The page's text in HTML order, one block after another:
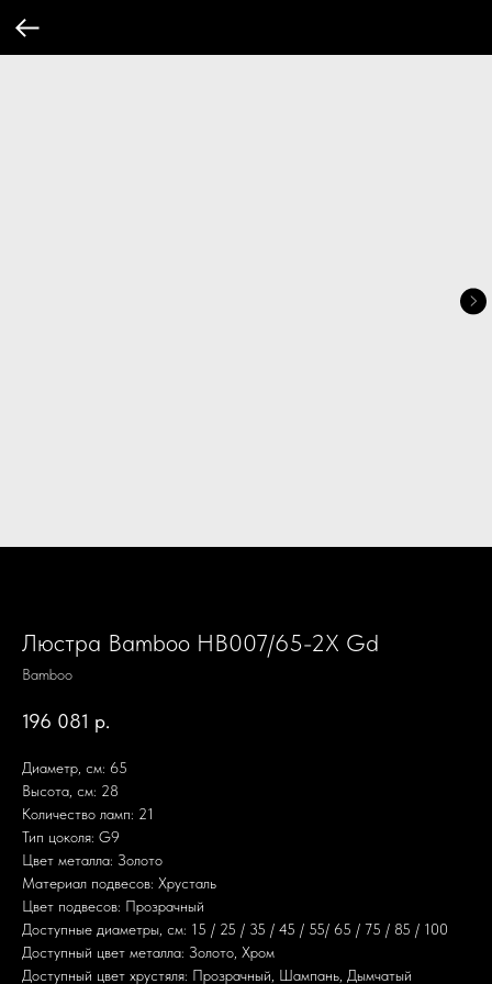
Люстра Bamboo HB007/65-2X Gd
Bamboo
196 081 р.
Диаметр, см: 65
Высота, см: 28
Количество ламп: 21
Тип цоколя: G9
Цвет металла: Золото
Материал подвесов: Хрусталь
Цвет подвесов: Прозрачный
Доступные диаметры, см: 15 / 25 / 35 / 45 / 55/ 65 / 75 / 85 / 100
Доступный цвет металла: Золото, Хром
Доступный цвет хрустяля: Прозрачный, Шампань, Дымчатый